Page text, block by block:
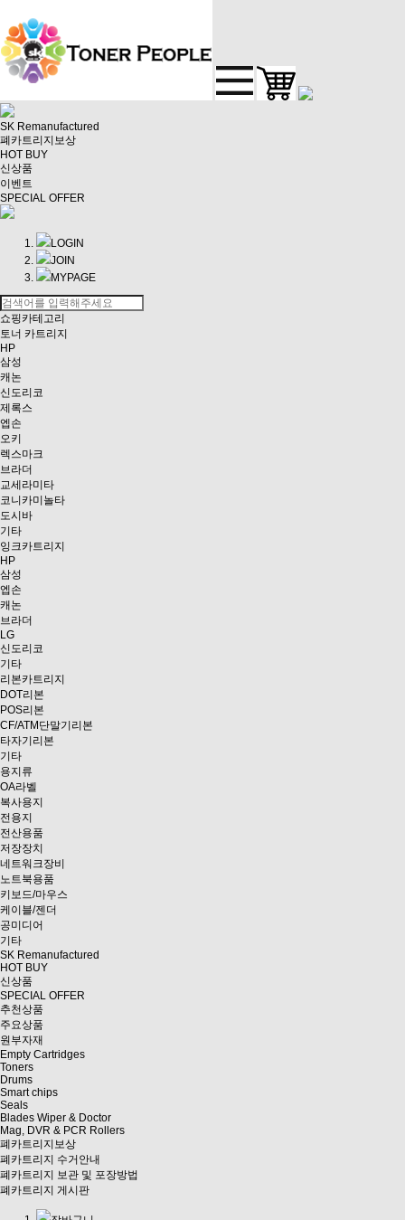
SK Remanufactured
폐카트리지보상
HOT BUY
신상품
이벤트
SPECIAL OFFER
LOGIN
JOIN
MYPAGE
쇼핑카테고리
토너 카트리지
HP
삼성
캐논
신도리코
제록스
엡손
오키
렉스마크
브라더
교세라미타
코니카미놀타
도시바
기타
잉크카트리지
HP
삼성
엡손
캐논
브라더
LG
신도리코
기타
리본카트리지
DOT리본
POS리본
CF/ATM단말기리본
타자기리본
기타
용지류
OA라벨
복사용지
전용지
전산용품
저장장치
네트워크장비
노트북용품
키보드/마우스
케이블/젠더
공미디어
기타
SK Remanufactured
HOT BUY
신상품
SPECIAL OFFER
추천상품
주요상품
원부자재
Empty Cartridges
Toners
Drums
Smart chips
Seals
Blades Wiper & Doctor
Mag, DVR & PCR Rollers
폐카트리지보상
폐카트리지 수거안내
폐카트리지 보관 및 포장방법
폐카트리지 게시판